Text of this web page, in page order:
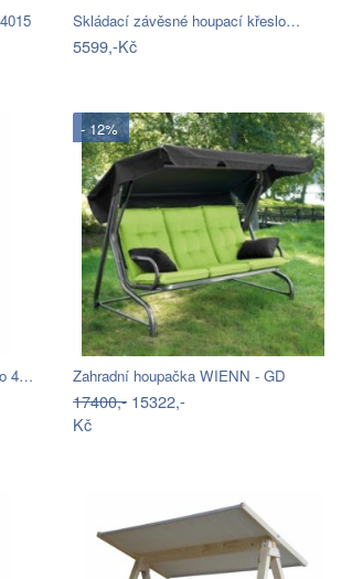
Skládací závěsné houpací křeslo…
5599,-Kč
4…
- 12%
Zahradní houpačka WIENN - GD
17400,- 15322,-
Kč